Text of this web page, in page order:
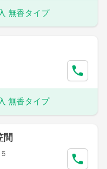
無香タイプ
無香タイプ
間